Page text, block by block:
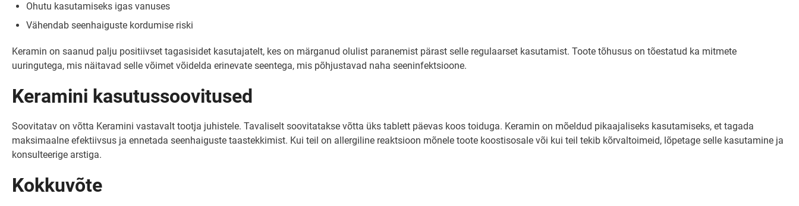
Ohutu kasutamiseks igas vanuses
Vähendab seenhaiguste kordumise riski
Keramin on saanud palju positiivset tagasisidet kasutajatelt, kes on märganud olulist paranemist pärast selle regulaarset kasutamist. Toote tõhusus on tõestatud ka mitmete
uuringutega, mis näitavad selle võimet võidelda erinevate seentega, mis põhjustavad naha seeninfektsioone.
Keramini kasutussoovitused
Soovitatav on võtta Keramini vastavalt tootja juhistele. Tavaliselt soovitatakse võtta üks tablett päevas koos toiduga. Keramin on mõeldud pikaajaliseks kasutamiseks, et tagada
maksimaalne efektiivsus ja ennetada seenhaiguste taastekkimist. Kui teil on allergiline reaktsioon mõnele toote koostisosale või kui teil tekib kõrvaltoimeid, lõpetage selle kasutamine ja
konsulteerige arstiga.
Kokkuvõte